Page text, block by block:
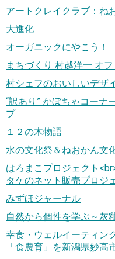
アートクレイクラブ：ね
大進化
オーガニックにやこう！
まちづくり 村越洋一 オ
村シェフのおいしいデザ
“訳あり” かぼちゃコーナ
プ
１２の木物語
水の文化祭＆ねおかん文
はろまこプロジェクト
タケのネット販売プロジ
みずほジャーナル
自然から個性を学ぶ～灰
幸食・ウェルイーティ
「食農育」を新潟県妙高